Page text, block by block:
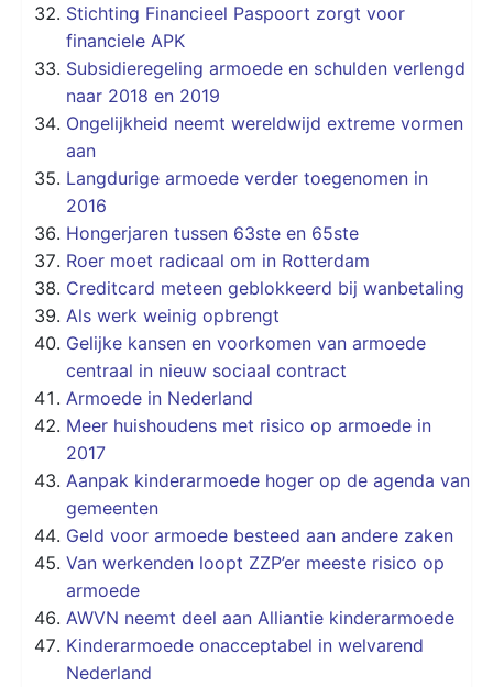
Stichting Financieel Paspoort zorgt voor
financiele APK
Subsidieregeling armoede en schulden verlengd
naar 2018 en 2019
Ongelijkheid neemt wereldwijd extreme vormen
aan
Langdurige armoede verder toegenomen in
2016
Hongerjaren tussen 63ste en 65ste
Roer moet radicaal om in Rotterdam
Creditcard meteen geblokkeerd bij wanbetaling
Als werk weinig opbrengt
Gelijke kansen en voorkomen van armoede
centraal in nieuw sociaal contract
Armoede in Nederland
Meer huishoudens met risico op armoede in
2017
Aanpak kinderarmoede hoger op de agenda van
gemeenten
Geld voor armoede besteed aan andere zaken
Van werkenden loopt ZZP’er meeste risico op
armoede
AWVN neemt deel aan Alliantie kinderarmoede
Kinderarmoede onacceptabel in welvarend
Nederland